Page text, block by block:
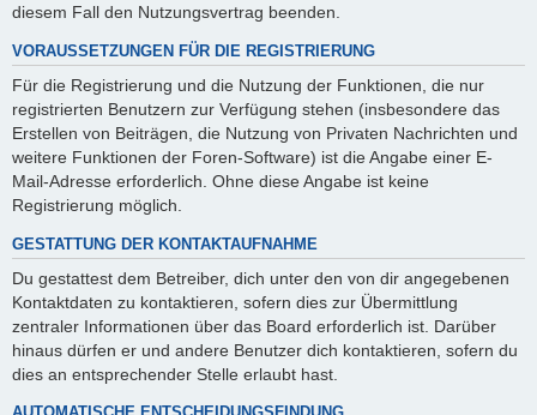
diesem Fall den Nutzungsvertrag beenden.
VORAUSSETZUNGEN FÜR DIE REGISTRIERUNG
Für die Registrierung und die Nutzung der Funktionen, die nur
registrierten Benutzern zur Verfügung stehen (insbesondere das
Erstellen von Beiträgen, die Nutzung von Privaten Nachrichten und
weitere Funktionen der Foren-Software) ist die Angabe einer E-
Mail-Adresse erforderlich. Ohne diese Angabe ist keine
Registrierung möglich.
GESTATTUNG DER KONTAKTAUFNAHME
Du gestattest dem Betreiber, dich unter den von dir angegebenen
Kontaktdaten zu kontaktieren, sofern dies zur Übermittlung
zentraler Informationen über das Board erforderlich ist. Darüber
hinaus dürfen er und andere Benutzer dich kontaktieren, sofern du
dies an entsprechender Stelle erlaubt hast.